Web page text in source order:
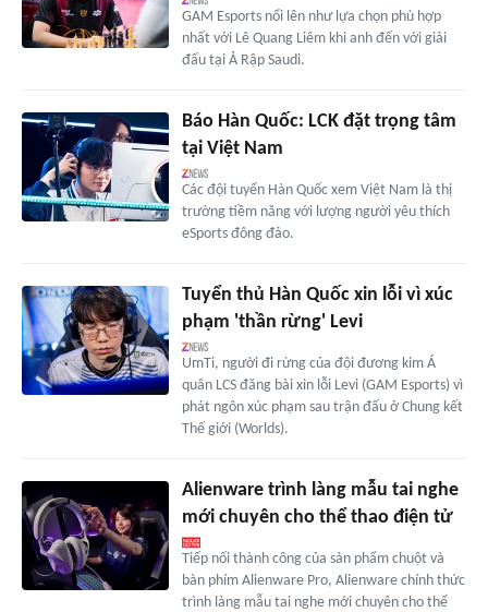
GAM Esports nổi lên như lựa chọn phù hợp
nhất với Lê Quang Liêm khi anh đến với giải
đấu tại Ả Rập Saudi.
Báo Hàn Quốc: LCK đặt trọng tâm
tại Việt Nam
Các đội tuyển Hàn Quốc xem Việt Nam là thị
trường tiềm năng với lượng người yêu thích
eSports đông đảo.
Tuyển thủ Hàn Quốc xin lỗi vì xúc
phạm 'thần rừng' Levi
UmTi, người đi rừng của đội đương kim Á
quân LCS đăng bài xin lỗi Levi (GAM Esports) vì
phát ngôn xúc phạm sau trận đấu ở Chung kết
Thế giới (Worlds).
Alienware trình làng mẫu tai nghe
mới chuyên cho thể thao điện tử
Tiếp nối thành công của sản phẩm chuột và
bàn phím Alienware Pro, Alienware chính thức
trình làng mẫu tai nghe mới chuyên cho thể